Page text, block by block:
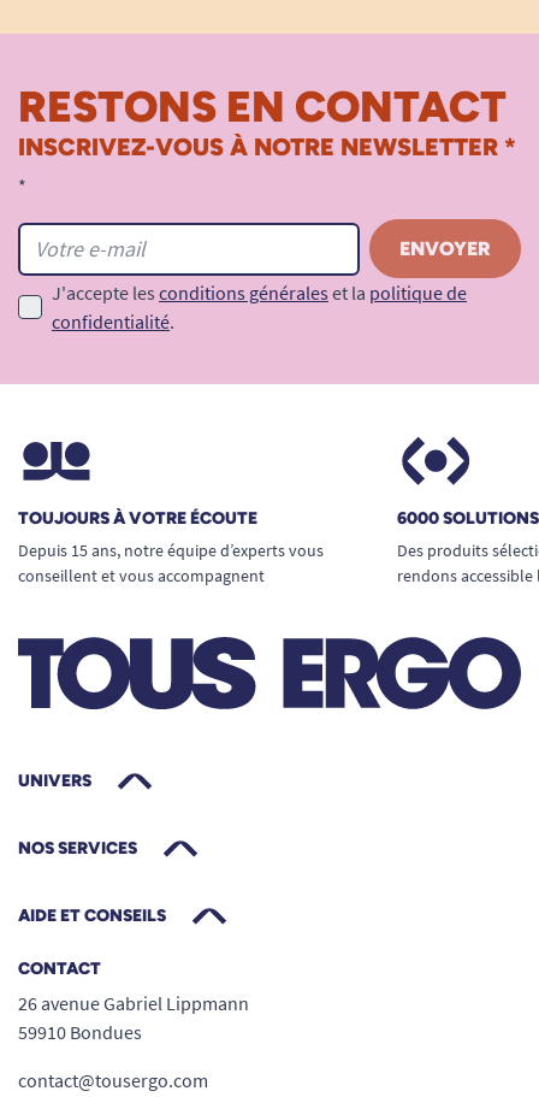
RESTONS EN CONTACT
INSCRIVEZ-VOUS À NOTRE NEWSLETTER *
*
J'accepte les conditions générales et la politique de
confidentialité.
TOUJOURS À VOTRE ÉCOUTE
Depuis 15 ans, notre équipe d’experts vous
conseillent et vous accompagnent
6000
Des produits
rendons
UNIVERS
NOS SERVICES
AIDE ET CONSEILS
CONTACT
26 avenue Gabriel Lippmann
59910 Bondues
contact@tousergo.com